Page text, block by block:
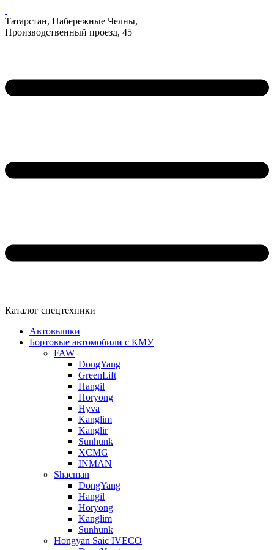
Татарстан, Набережные Челны,
Производственный проезд, 45
Каталог спецтехники
Автовышки
Бортовые автомобили с КМУ
FAW
DongYang
GreenLift
Hangil
Horyong
Hyva
Kanglim
Kanglir
Sunhunk
XCMG
INMAN
Shacman
DongYang
Hangil
Horyong
Kanglim
Sunhunk
Hongyan Saic IVECO